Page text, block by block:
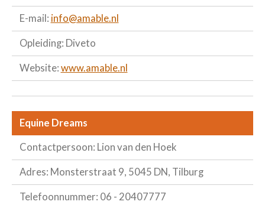
E-mail: info@amable.nl
Opleiding: Diveto
Website: www.amable.nl
Equine Dreams
Contactpersoon: Lion van den Hoek
Adres: Monsterstraat 9, 5045 DN, Tilburg
Telefoonnummer: 06 - 20407777